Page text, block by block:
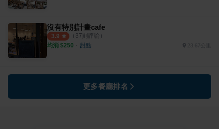
沒有特別計畫cafe
3.9 （ 37則評論）
均消 $250 ・ 甜點
更多餐廳排名